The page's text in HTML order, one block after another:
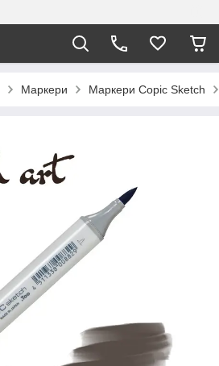
Маркери Маркери Copic Sketch